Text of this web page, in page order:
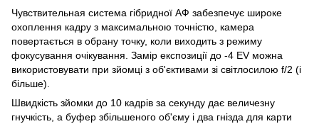
Чувствительная система гібридної АФ забезпечує широке
охоплення кадру з максимальною точністю, камера
повертається в обрану точку, коли виходить з режиму
фокусування очікування. Замір експозиції до -4 EV можна
використовувати при зйомці з об'єктивами зі світлосилою f/2 (і
більше).
Швидкість зйомки до 10 кадрів за секунду дає величезну
гнучкість, а буфер збільшеного об'єму і два гнізда для карти